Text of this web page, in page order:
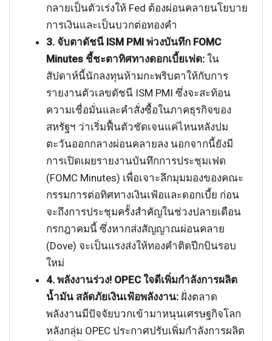
กลายเป็นตัวเร่งให้ Fed ต้องผ่อนคลายนโยบาย
การเงินและเป็นบวกต่อทองคำ
3. จับตาดัชนี ISM PMI พ่วงบันทึก FOMC
Minutes ชี้ชะตาทิศทางดอกเบี้ยเฟด: ใน
สัปดาห์นี้นักลงทุนห้ามกะพริบตาให้กับการ
รายงานตัวเลขดัชนี ISM PMI ซึ่งจะสะท้อน
ความเชื่อมั่นและคำสั่งซื้อในภาคธุรกิจของ
สหรัฐฯ ว่าเริ่มฟื้นตัวชัดเจนแค่ไหนหลังปม
ตะวันออกกลางผ่อนคลายลง นอกจากนี้ยังมี
การเปิดเผยรายงานบันทึกการประชุมเฟด
(FOMC Minutes) เพื่อเจาะลึกมุมมองของคณะ
กรรมการต่อทิศทางเงินเฟ้อและดอกเบี้ย ก่อน
จะถึงการประชุมครั้งสำคัญในช่วงปลายเดือน
กรกฎาคมนี้ ซึ่งหากส่งสัญญาณผ่อนคลาย
(Dove) จะเป็นแรงส่งให้ทองคำติดปีกบินรอบ
ใหม่
4. พลังงานร่วง! OPEC ใจดีเพิ่มกำลังการผลิต
น้ำมัน สลัดภัยเงินเฟ้อพลังงาน: ฝั่งตลาด
พลังงานมีปัจจัยบวกเข้ามาหนุนเศรษฐกิจโลก
หลังกลุ่ม OPEC ประกาศปรับเพิ่มกำลังการผลิต